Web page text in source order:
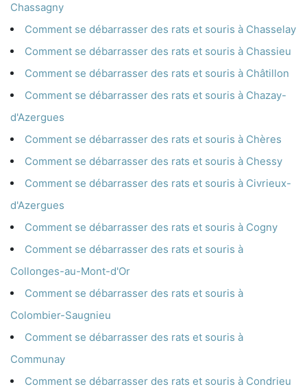
Chassagny
Comment se débarrasser des rats et souris à Chasselay
Comment se débarrasser des rats et souris à Chassieu
Comment se débarrasser des rats et souris à Châtillon
Comment se débarrasser des rats et souris à Chazay-
d'Azergues
Comment se débarrasser des rats et souris à Chères
Comment se débarrasser des rats et souris à Chessy
Comment se débarrasser des rats et souris à Civrieux-
d'Azergues
Comment se débarrasser des rats et souris à Cogny
Comment se débarrasser des rats et souris à
Collonges-au-Mont-d'Or
Comment se débarrasser des rats et souris à
Colombier-Saugnieu
Comment se débarrasser des rats et souris à
Communay
Comment se débarrasser des rats et souris à Condrieu